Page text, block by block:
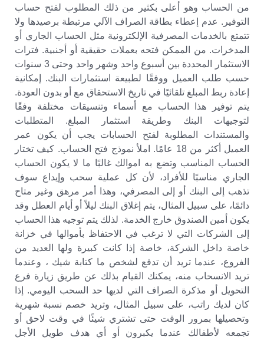
من الحساب وهو أعلى بكثير من ذلك المطلوب لفتح حساب
التوفير. عدم إعطاء بطاقة الصراف الآلي مرتبطة برصيدها ولا
تتمتع بالخدمات المصرفية الإلكترونية مثل الحساب الجاري أو
المدخرات. من الممكن فتحه بعملات حقيقية أو أجنبية. فترات
الاستثمار المحددة بين أسبوع واحد وشهر واحد وحتى 3 سنوات
حسب طلب العميل ووفقًا لطبيعة استثمارات البنك. إمكانية
إعادة ربط المبلغ تلقائيًا في تاريخ الاستحقاق مع أو بدون العودة.
يتم توفير هذا الحساب مع أسماء وتنسيقات مختلفة وفقًا
لتوجيهات البنك وطريقة استثمار المبلغ. المتطلبات
والمستندات المطلوبة لفتح الحسابات يجب أن يكون عمر
العميل أكثر من 18 عامًا. املأ نموذج فتح الحساب. كيف تختار
الحساب المناسب وتضع به اموالك غالبًا ما لا يكون الحساب
الجاري مناسبًا للأفراد، لأن كل عملية سحب وإيداع سوف
تذهب إلى البنك أو إلى المصرفي، وهذا أمر مرهق وغير متاح
دائمًا، على سبيل المثال، يتم إغلاق البنك ليلاً أو أيام العطل وقد
يكون أمين الصندوق خارج الخدمة. لذلك يتم توجيه هذا الحساب
إلى الشركات التي لا ترغب في الاحتفاظ بأموالها في خزانة
خاصة داخل الشركة، خاصة إذا كانت كبيرة ولها العديد من
الفروع، عندما تريد أن تدفع لشخص ما كتابة شيك ، وعندما
تريد الانسحاب منه، يمكنك القيام بذلك عن طريق زيارة فرع
التحويل أو مذكرة الصراف التي لديها حد السحب اليومي. إذا
كان لديك راتب، على سبيل المثال، وتريد خصم نسبة شهرية
وتحصيلها بمرور الوقت حتى تشتري شيئًا في وقت لاحق أو
تجمعه لأطفالك عندما يكبرون أو أي هدف طويل الأجل